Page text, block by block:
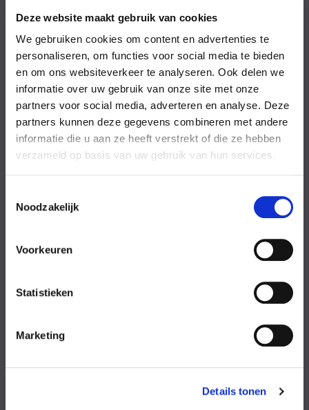
Deze website maakt gebruik van cookies
We gebruiken cookies om content en advertenties te
personaliseren, om functies voor social media te bieden
en om ons websiteverkeer te analyseren. Ook delen we
informatie over uw gebruik van onze site met onze
partners voor social media, adverteren en analyse. Deze
partners kunnen deze gegevens combineren met andere
informatie die u aan ze heeft verstrekt of die ze hebben
verzameld op basis van uw gebruik van hun services.
Noodzakelijk
Voorkeuren
Statistieken
Marketing
Details tonen
Zaterdag
Feestdagen
09:00-17:00 uur
Gesloten
Stel uw vraag
Achternaam
Eventuele
opmerkingen
Privacyverklaring
Ik ga akkoord met deprivacy statement&algemene voorwaarden.